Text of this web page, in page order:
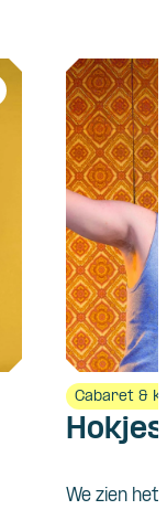
Cabaret &
We zien het